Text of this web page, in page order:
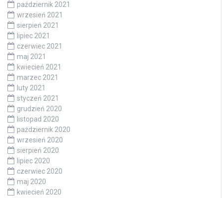
październik 2021
wrzesień 2021
sierpień 2021
lipiec 2021
czerwiec 2021
maj 2021
kwiecień 2021
marzec 2021
luty 2021
styczeń 2021
grudzień 2020
listopad 2020
październik 2020
wrzesień 2020
sierpień 2020
lipiec 2020
czerwiec 2020
maj 2020
kwiecień 2020